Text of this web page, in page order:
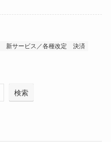
新サービス／各種改定 決済
検索